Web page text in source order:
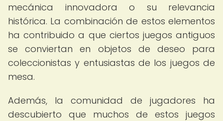
mecánica innovadora o su relevancia
histórica. La combinación de estos elementos
ha contribuido a que ciertos juegos antiguos
se conviertan en objetos de deseo para
coleccionistas y entusiastas de los juegos de
mesa.
Además, la comunidad de jugadores ha
descubierto que muchos de estos juegos